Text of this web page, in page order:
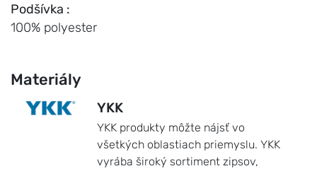
Podšívka :
100% polyester
Materiály
YKK
YKK produkty môžte nájsť vo
všetkých oblastiach priemyslu. YKK
vyrába široký sortiment zipsov,